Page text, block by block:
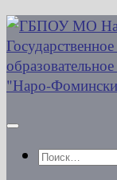
Перейти
к
содержимому
Найти: